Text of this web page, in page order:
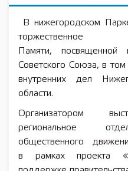
В нижегородском
Памяти,
Советского Союза, в том
внутренних дел
области.
Организатором
региональное
общественного
в рамках проекта